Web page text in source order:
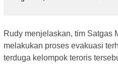
Rudy menjelaskan, tim Satgas
melakukan proses evakuasi
terduga kelompok teroris